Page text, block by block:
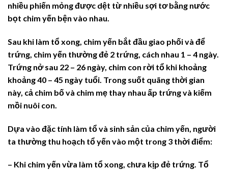
nhiều phiến mỏng được dệt từ nhiều sợi tơ bằng nước
bọt chim yến bện vào nhau.
Sau khi làm tổ xong, chim yến bắt đầu giao phối và để
trứng, chim yến thường đẻ 2 trứng, cách nhau 1 – 4 ngày.
Trứng nở sau 22 – 26 ngày, chim con rời tổ khi khoảng
khoảng 40 – 45 ngày tuổi. Trong suốt quãng thời gian
này, cả chim bố và chim mẹ thay nhau ấp trứng và kiếm
mồi nuôi con.
Dựa vào đặc tính làm tổ và sinh sản của chim yến, người
ta thường thu hoạch tổ yến vào một trong 3 thời điểm:
– Khi chim yến vừa làm tổ xong, chưa kịp đẻ trứng. Tổ